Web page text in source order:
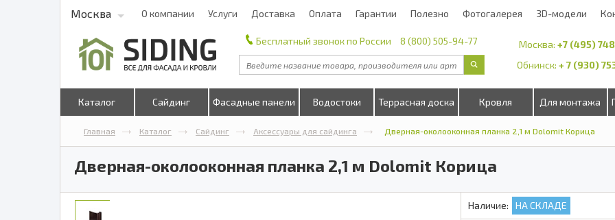
Москва О компании Услуги Доставка Оплата Гарантии Полезно Фотогалерея 3D-модели
Бесплатный звонок по России 8 (800) 505-94-77 Москва: +7 (495)
Обнинск: + 7 (930)
Каталог Сайдинг Фасадные панели Водостоки Террасная доска Кровля Для монтажа
Главная Каталог Сайдинг Аксессуары для сайдинга Дверная-околооконная планка 2,1 м Dolomit Корица
Дверная-околооконная планка 2,1 м Dolomit Корица
Наличие: НА СКЛАДЕ